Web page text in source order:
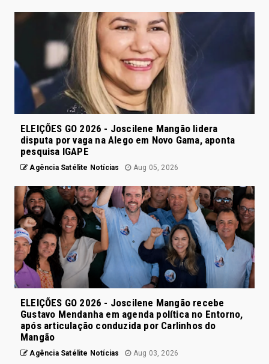
ELEIÇÕES GO 2026 - Joscilene Mangão lidera
disputa por vaga na Alego em Novo Gama, aponta
pesquisa IGAPE
Agência Satélite Notícias Aug 05, 2026
ELEIÇÕES GO 2026 - Joscilene Mangão recebe
Gustavo Mendanha em agenda política no Entorno,
após articulação conduzida por Carlinhos do
Mangão
Agência Satélite Notícias Aug 03, 2026